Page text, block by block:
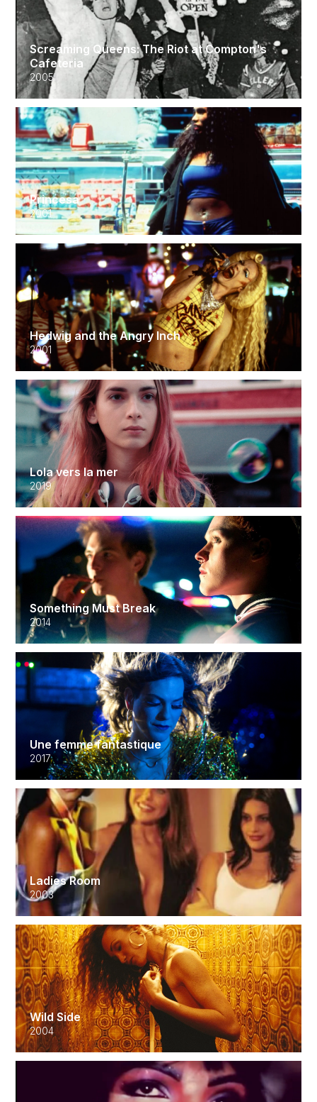
Screaming Queens: The Riot at Compton's
Cafeteria
2005
Princesa
2001
Hedwig and the Angry Inch
2001
Lola vers la mer
2019
Something Must Break
2014
Une femme fantastique
2017
Ladies Room
2003
Wild Side
2004